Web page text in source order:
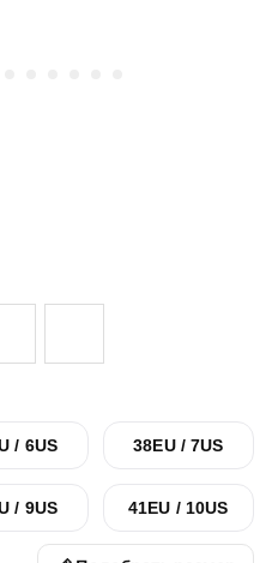
/ 6US 38EU / 7US
/ 9US 41EU / 10US